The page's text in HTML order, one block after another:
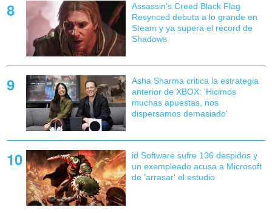
Assassin's Creed Black Flag
Resynced debuta a lo grande en
Steam y ya supera el récord de
Shadows
Asha Sharma critica la estrategia
anterior de XBOX: 'Hicimos
muchas apuestas, nos
dispersamos demasiado'
id Software sufre 136 despidos y
un exempleado acusa a Microsoft
de 'arrasar' el estudio